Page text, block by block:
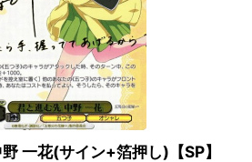
一花(サイン+箔押し)【SP】